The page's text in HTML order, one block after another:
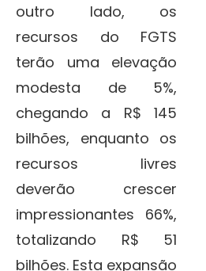
outro lado, os
recursos do FGTS
terão uma elevação
modesta de 5%,
chegando a R$ 145
bilhões, enquanto os
recursos livres
deverão crescer
impressionantes 66%,
totalizando R$ 51
bilhões. Esta expansão